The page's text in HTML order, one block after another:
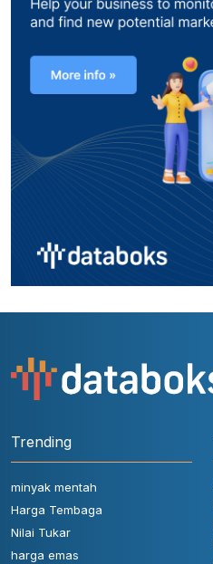
Trending
minyak mentah
Harga Tembaga
Nilai Tukar
harga emas